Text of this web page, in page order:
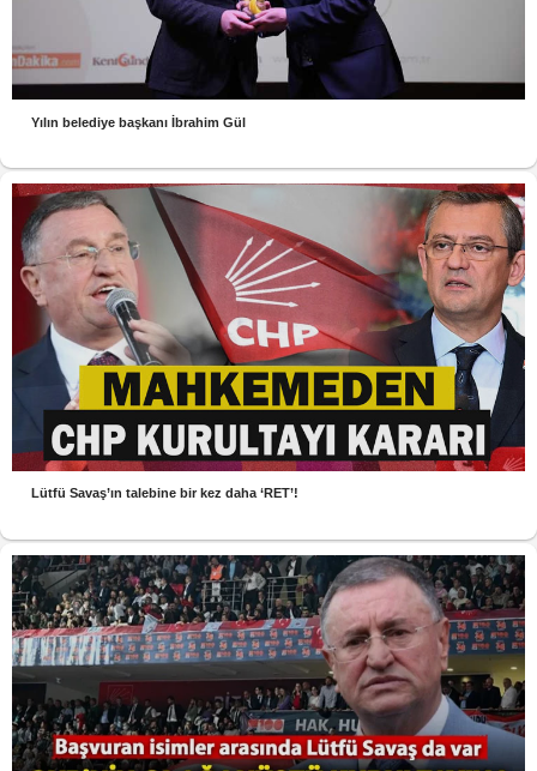
Yılın belediye başkanı İbrahim Gül
Lütfü Savaş’ın talebine bir kez daha ‘RET’!